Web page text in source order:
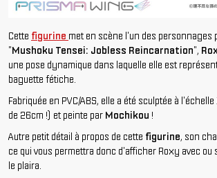
Cette figurine met en scène l'un des personnages
"Mushoku Tensei: Jobless Reincarnation",
une pose dynamique dans laquelle elle est
baguette fétiche.
Fabriquée en PVC/ABS, elle a été sculptée à
de 26cm !) et peinte par Mochikou !
Autre petit détail à propos de cette figurine, son
ce qui vous permettra donc d'afficher Roxy avec ou
le plaira.